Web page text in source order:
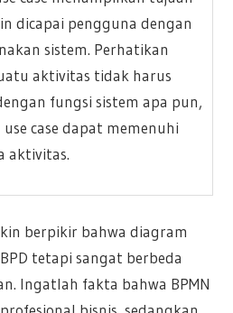
dicapai pengguna dengan
sistem. Perhatikan
aktivitas tidak harus
fungsi sistem apa pun,
case dapat memenuhi
aktivitas.
berpikir bahwa diagram
tetapi sangat berbeda
Ingatlah fakta bahwa BPMN